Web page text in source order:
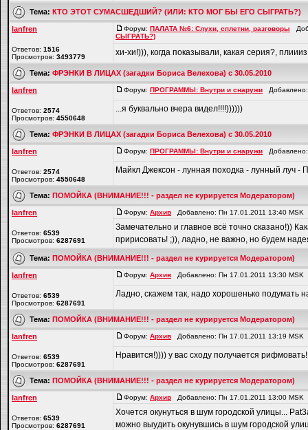
Тема: КТО ЭТОТ СУМАСШЕДШИЙ? (ИЛИ: КТО МОГ БЫ ЕГО СЫГРАТЬ?)
lanfren
Ответов: 1516
Просмотров: 3493779
Форум: ПАЛАТА №6: Слухи, сплетни, разговоры
СЫГРАТЬ?)
хи-хи!))), когда показывали, какая серия?,
Тема: ФРЭНКИ В ЛИЦАХ (загадки Бориса Велехова) с 30.05.2010
lanfren
Ответов: 2574
Просмотров: 4550648
Форум: ПРОГРАММЫ: Внутри и снаружи
...я буквально вчера видел!!!!))))))
Тема: ФРЭНКИ В ЛИЦАХ (загадки Бориса Велехова) с 30.05.2010
lanfren
Ответов: 2574
Просмотров: 4550648
Форум: ПРОГРАММЫ: Внутри и снаружи
Майкл Джексон - лунная походка - лунный луч -
Тема: ПОМОЙКА (ВНИМАНИЕ!!! - раздел не курируется Модератором)
lanfren
Ответов: 6539
Просмотров: 6287691
Форум: Архив Добавлено: Пн 17.01.2011 13:40
Замечательно и главное всё точно сказано!))
пририсовать! ;)), ладно, не важно, но будем
Тема: ПОМОЙКА (ВНИМАНИЕ!!! - раздел не курируется Модератором)
lanfren
Ответов: 6539
Просмотров: 6287691
Форум: Архив Добавлено: Пн 17.01.2011 13:30
Ладно, скажем так, надо хорошенько подумать
Тема: ПОМОЙКА (ВНИМАНИЕ!!! - раздел не курируется Модератором)
lanfren
Ответов: 6539
Просмотров: 6287691
Форум: Архив Добавлено: Пн 17.01.2011 13:19
Нравится!)))) у вас сходу получается
Тема: ПОМОЙКА (ВНИМАНИЕ!!! - раздел не курируется Модератором)
lanfren
Ответов: 6539
Просмотров: 6287691
Форум: Архив Добавлено: Пн 17.01.2011 13:00
Хочется окунуться в шум городской улицы...
можно выудить окунувшись в шум городской